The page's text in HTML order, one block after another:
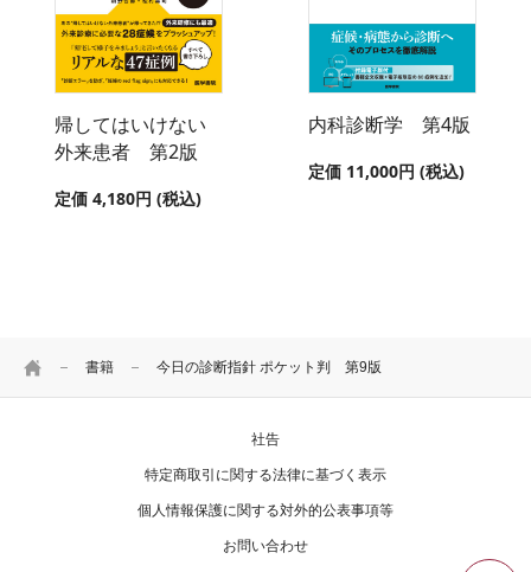
HOME 書籍 今日の診断指針 ポケット判 第9版
帰してはいけない
外来患者 第2版
定価 4,180円 (税込)
内科診断学 第4版
定価 11,000円 (税込)
社告
特定商取引に関する法律に基づく表示
個人情報保護に関する対外的公表事項等
お問い合わせ